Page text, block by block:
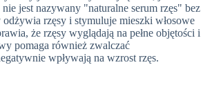
jest nazywany "naturalne serum rzęs" bez
rzęsy i stymuluje mieszki włosowe
że rzęsy wyglądają na pełne objętości i
pomaga również zwalczać
wpływają na wzrost rzęs.